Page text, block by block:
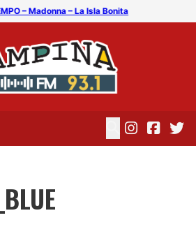
– Madonna – La Isla Bonita